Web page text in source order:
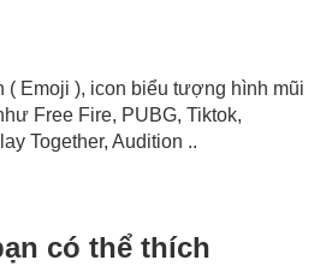
( Emoji ), icon biểu tượng hình mũi
Free Fire, PUBG, Tiktok,
Together, Audition ..
có thể thích